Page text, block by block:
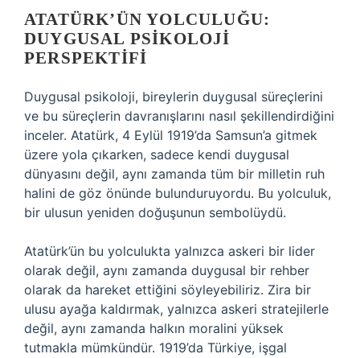
ATATÜRK’ÜN YOLCULUĞU:
DUYGUSAL PSIKOLOJI
PERSPEKTIFI
Duygusal psikoloji, bireylerin duygusal süreçlerini
ve bu süreçlerin davranışlarını nasıl şekillendirdiğini
inceler. Atatürk, 4 Eylül 1919’da Samsun’a gitmek
üzere yola çıkarken, sadece kendi duygusal
dünyasını değil, aynı zamanda tüm bir milletin ruh
halini de göz önünde bulunduruyordu. Bu yolculuk,
bir ulusun yeniden doğuşunun sembolüydü.
Atatürk’ün bu yolculukta yalnızca askeri bir lider
olarak değil, aynı zamanda duygusal bir rehber
olarak da hareket ettiğini söyleyebiliriz. Zira bir
ulusu ayağa kaldırmak, yalnızca askeri stratejilerle
değil, aynı zamanda halkın moralini yüksek
tutmakla mümkündür. 1919’da Türkiye, işgal